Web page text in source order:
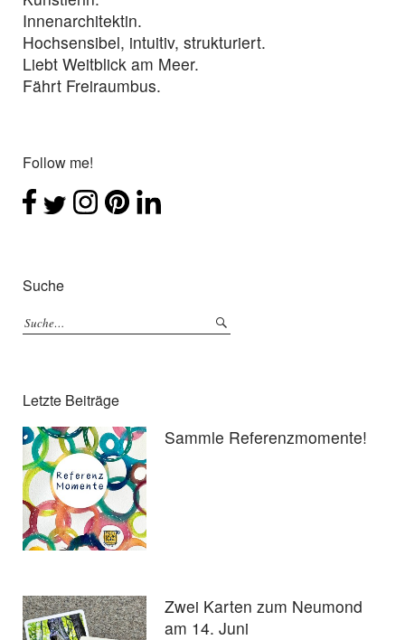
Innenarchitektin.
Hochsensibel, intuitiv, strukturiert.
Liebt Weitblick am Meer.
Fährt Freiraumbus.
Follow me!
Suche
Letzte Beiträge
Sammle Referenzmomente!
Zwei Karten zum Neumond
am 14. Juni